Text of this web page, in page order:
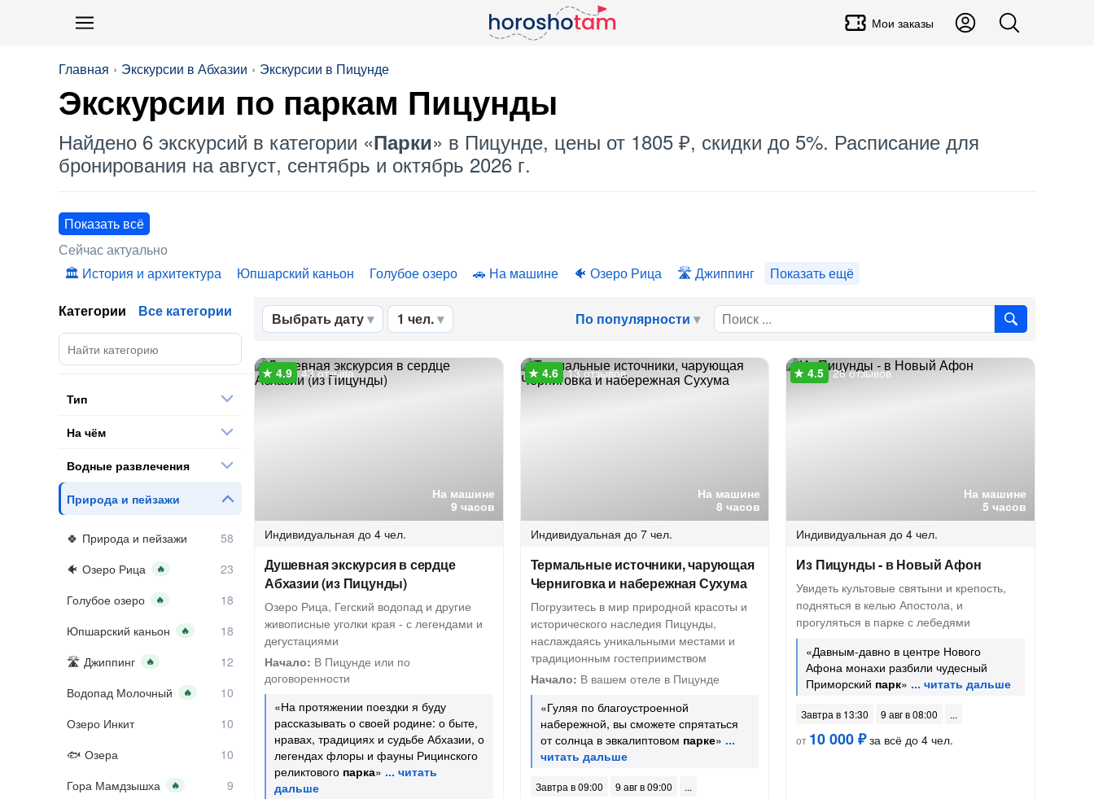
Мои заказы
Главная Экскурсии в Абхазии Экскурсии в Пицунде
Экскурсии по паркам Пицунды
Найдено 6 экскурсий в категории «Парки» в Пицунде, цены от 1805 ₽, скидки до 5%. Расписание для
бронирования на август, сентябрь и октябрь 2026 г.
Показать всё
Сейчас актуально
История и архитектура
Юпшарский каньон Голубое озеро На машине Озеро Рица Джиппинг Показать ещё
Выбрать дату 1 чел. По популярности
На машине
9 часов
43 отзыва
Индивидуальная до 4 чел.
Душевная экскурсия в сердце
Абхазии (из Пицунды)
Озеро Рица, Гегский водопад и другие
живописные уголки края - с легендами и
дегустациями
Начало: В Пицунде или по
договоренности
«На протяжении поездки я буду
рассказывать о своей родине: о быте,
нравах, традициях и судьбе Абхазии, о
легендах флоры и фауны Рицинского
реликтового парка»
На машине
8 часов
13 отзывов
Индивидуальная до 7 чел.
Термальные источники, чарующая
Черниговка и набережная Сухума
Погрузитесь в мир природной красоты и
исторического наследия Пицунды,
наслаждаясь уникальными местами и
традиционным гостеприимством
Начало: В вашем отеле в Пицунде
«Гуляя по благоустроенной
набережной, вы сможете спрятаться
от солнца в эвкалиптовом парке»
Завтра в 09:00
9 авг в 09:00
На машине
5 часов
28 отзывов
Индивидуальная до 4 чел.
Из Пицунды - в Новый Афон
Увидеть культовые святыни и крепость,
подняться в келью Апостола, и
прогуляться в парке с лебедями
«Давным-давно в центре Нового
Афона монахи разбили чудесный
Приморский парк»
Завтра в 13:30
9 авг в 08:00
от 10 000 ₽за всё до 4 чел.
Категории Все категории
Тип
На чём
Водные развлечения
Природа и пейзажи
Природа и пейзажи
Озеро Рица
🔥
Голубое озеро 🔥
Юпшарский каньон 🔥
Джиппинг 🔥
Водопад Молочный 🔥
Озеро Инкит
Озера
Гора Мамдзышха
🔥